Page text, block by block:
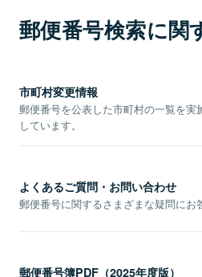
郵便番号検索に関
市町村変更情報
郵便番号を公表した市町村の一覧を実
しています。
よくあるご質問・お問い合わせ
郵便番号に関するさまざまな疑問にお
郵便番号簿PDF（2025年度版）